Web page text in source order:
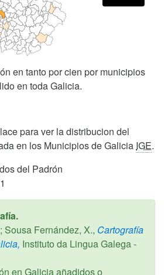
en tanto por cien por municipios
en toda Galicia.
para ver la distribucion del
en los Municipios de Galicia IGE.
del Padrón
Sousa Fernández, X., Cartografía
Instituto da Lingua Galega -
en Galicia añadidos o